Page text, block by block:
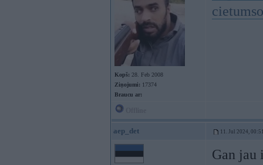
Kopš: 28. Feb 2008
Ziņojumi: 17374
Braucu ar:
aep_det 11. Jul 2024,
Gan jau